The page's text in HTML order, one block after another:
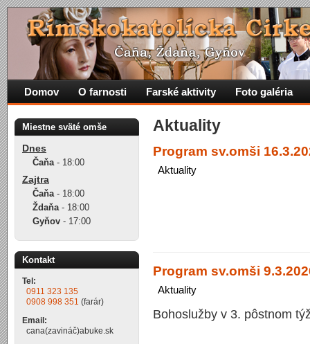
Aktuality
Program sv.omši
Aktuality
Program sv.omši
Aktuality
Bohoslužby v 3. pôstnom
Domov O farnosti Farské aktivity Foto galéria
Miestne sväté omše
Dnes
Čaňa- 18:00
Zajtra
Čaňa- 18:00
Ždaňa- 18:00
Gyňov - 17:00
Kontakt
Tel:
0911 323 135
0908 998 351 (farár)
Email:
cana(zavináč)abuke.sk